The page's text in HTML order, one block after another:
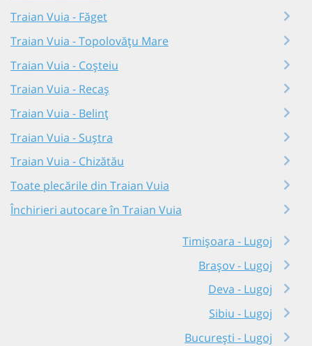
Traian Vuia - Făget
Traian Vuia - Topolovățu Mare
Traian Vuia - Coșteiu
Traian Vuia - Recaș
Traian Vuia - Belinț
Traian Vuia - Suștra
Traian Vuia - Chizătău
Toate plecările din Traian Vuia
Închirieri autocare în Traian Vuia
Timișoara - Lugoj
Brașov - Lugoj
Deva - Lugoj
Sibiu - Lugoj
București - Lugoj